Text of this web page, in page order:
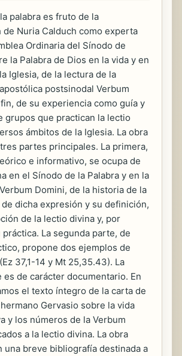
palabra es fruto de la
de Nuria Calduch como experta
Ordinaria del Sínodo de
la Palabra de Dios en la vida y en
Iglesia, de la lectura de la
postsinodal Verbum
de su experiencia como guía y
grupos que practican la lectio
ámbitos de la Iglesia. La obra
partes principales. La primera,
e informativo, se ocupa de
en el Sínodo de la Palabra y en la
Domini, de la historia de la
dicha expresión y su definición,
de la lectio divina y, por
La segunda parte, de
propone dos ejemplos de
37,1-14 y Mt 25,35.43). La
de carácter documentario. En
el texto íntegro de la carta de
Gervasio sobre la vida
y los números de la Verbum
a la lectio divina. La obra
una breve bibliografía destinada a